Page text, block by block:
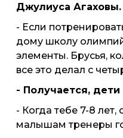
Джулиуса Агаховы.
- Если
дому школу
элементы. Брусья,
все это делал с
- Получается,
- Когда тебе 7-8
малышам тренеры